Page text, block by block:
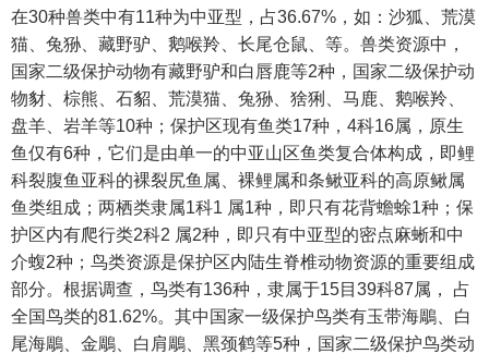
在30种兽类中有11种为中亚型，占36.67%，如：沙狐、荒漠
猫、兔狲、藏野驴、鹅喉羚、长尾仓鼠、等。兽类资源中，
国家二级保护动物有藏野驴和白唇鹿等2种，国家二级保护动
物豺、棕熊、石貂、荒漠猫、兔狲、猞猁、马鹿、鹅喉羚、
盘羊、岩羊等10种；保护区现有鱼类17种，4科16属，原生
鱼仅有6种，它们是由单一的中亚山区鱼类复合体构成，即鲤
科裂腹鱼亚科的裸裂尻鱼属、裸鲤属和条鳅亚科的高原鳅属
鱼类组成；两栖类隶属1科1 属1种，即只有花背蟾蜍1种；保
护区内有爬行类2科2 属2种，即只有中亚型的密点麻蜥和中
介蝮2种；鸟类资源是保护区内陆生脊椎动物资源的重要组成
部分。根据调查，鸟类有136种，隶属于15目39科87属， 占
全国鸟类的81.62%。其中国家一级保护鸟类有玉带海鵰、白
尾海鵰、金鵰、白肩鵰、黑颈鹤等5种，国家二级保护鸟类动